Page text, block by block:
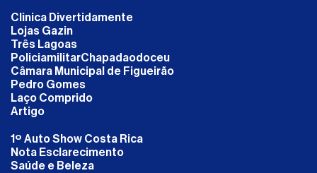
Clinica Divertidamente
Lojas Gazin
Três Lagoas
PoliciamilitarChapadaodoceu
Câmara Municipal de Figueirão
Pedro Gomes
Laço Comprido
Artigo
1º Auto Show Costa Rica
Nota Esclarecimento
Saúde e Beleza